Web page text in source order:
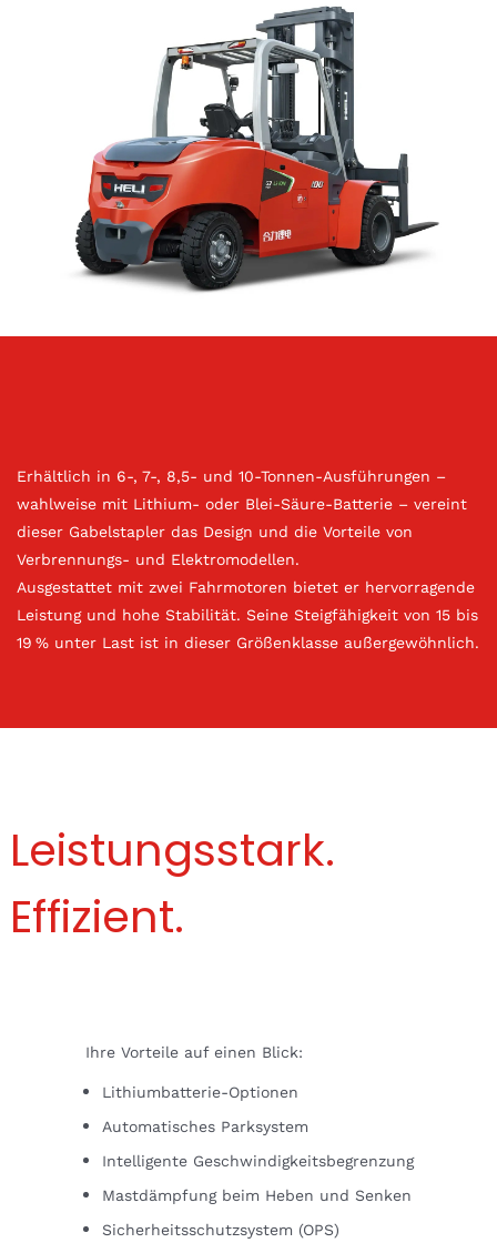
Erhältlich in 6-, 7-, 8,5- und 10-Tonnen-Ausführungen –
wahlweise mit Lithium- oder Blei-Säure-Batterie – vereint
dieser Gabelstapler das Design und die Vorteile von
Verbrennungs- und Elektromodellen.
Ausgestattet mit zwei Fahrmotoren bietet er hervorragende
Leistung und hohe Stabilität. Seine Steigfähigkeit von 15 bis
19 % unter Last ist in dieser Größenklasse außergewöhnlich.
Leistungsstark.
Effizient.
Ihre Vorteile auf einen Blick:
Lithiumbatterie-Optionen
Automatisches Parksystem
Intelligente Geschwindigkeitsbegrenzung
Mastdämpfung beim Heben und Senken
Sicherheitsschutzsystem (OPS)